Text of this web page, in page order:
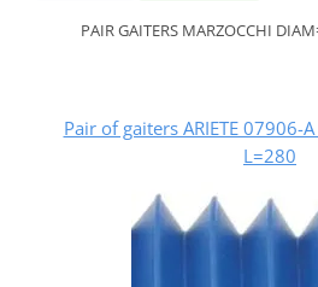
PAIR GAITERS MARZOCCHI
Pair of gaiters ARIETE
L=280